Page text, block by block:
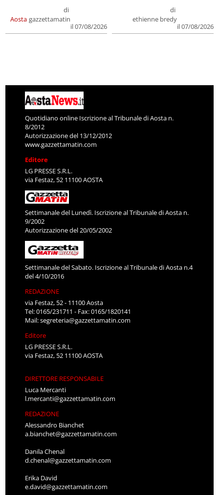
Aosta
di
gazzettamatin
il 07/08/2026
di
ethienne bredy
il 07/08/2026
Quotidiano online Iscrizione al Tribunale di Aosta n.
8/2012
Autorizzazione del 13/12/2012
www.gazzettamatin.com
Editore
LG PRESSE S.R.L.
via Festaz, 52 11100 AOSTA
Settimanale del Lunedì. Iscrizione al Tribunale di Aosta n.
9/2002
Autorizzazione del 20/05/2002
Settimanale del Sabato. Iscrizione al Tribunale di Aosta n.4
del 4/10/2016
REDAZIONE
via Festaz, 52 - 11100 Aosta
Tel: 0165/231711 - Fax: 0165/1820141
Mail:segreteria@gazzettamatin.com
Editore
LG PRESSE S.R.L.
via Festaz, 52 11100 AOSTA
DIRETTORE RESPONSABILE
Luca Mercanti
l.mercanti@gazzettamatin.com
REDAZIONE
Alessandro Bianchet
a.bianchet@gazzettamatin.com
Danila Chenal
d.chenal@gazzettamatin.com
Erika David
e.david@gazzettamatin.com